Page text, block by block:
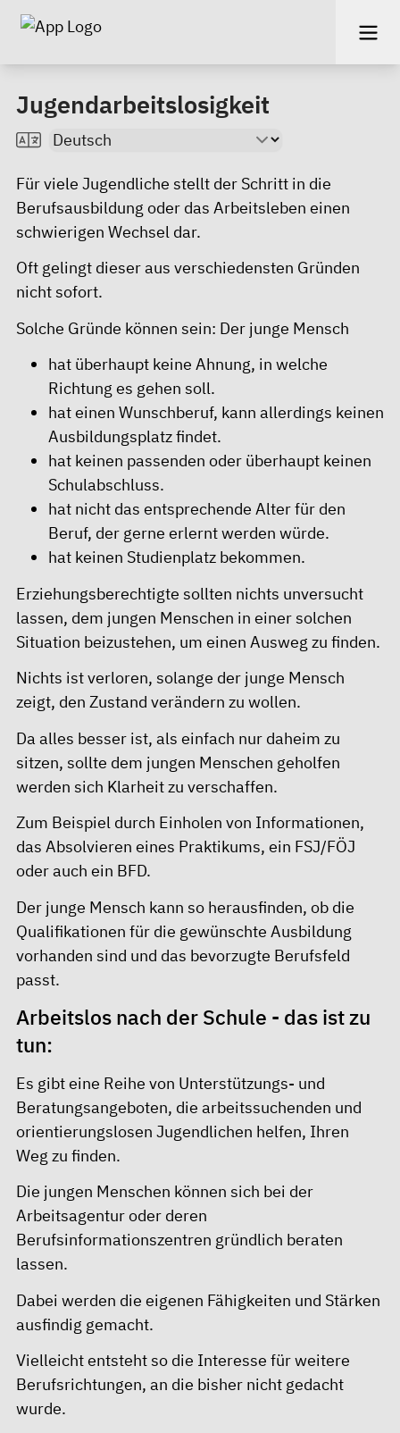
Jugendarbeitslosigkeit
Für viele Jugendliche stellt der Schritt in die
Berufsausbildung oder das Arbeitsleben einen
schwierigen Wechsel dar.
Oft gelingt dieser aus verschiedensten Gründen
nicht sofort.
Solche Gründe können sein: Der junge Mensch
hat überhaupt keine Ahnung, in welche
Richtung es gehen soll.
hat einen Wunschberuf, kann allerdings keinen
Ausbildungsplatz findet.
hat keinen passenden oder überhaupt keinen
Schulabschluss.
hat nicht das entsprechende Alter für den
Beruf, der gerne erlernt werden würde.
hat keinen Studienplatz bekommen.
Erziehungsberechtigte sollten nichts unversucht
lassen, dem jungen Menschen in einer solchen
Situation beizustehen, um einen Ausweg zu finden.
Nichts ist verloren, solange der junge Mensch
zeigt, den Zustand verändern zu wollen.
Da alles besser ist, als einfach nur daheim zu
sitzen, sollte dem jungen Menschen geholfen
werden sich Klarheit zu verschaffen.
Zum Beispiel durch Einholen von Informationen,
das Absolvieren eines Praktikums, ein FSJ/FÖJ
oder auch ein BFD.
Der junge Mensch kann so herausfinden, ob die
Qualifikationen für die gewünschte Ausbildung
vorhanden sind und das bevorzugte Berufsfeld
passt.
Arbeitslos nach der Schule - das ist zu
tun:
Es gibt eine Reihe von Unterstützungs- und
Beratungsangeboten, die arbeitssuchenden und
orientierungslosen Jugendlichen helfen, Ihren
Weg zu finden.
Die jungen Menschen können sich bei der
Arbeitsagentur oder deren
Berufsinformationszentren gründlich beraten
lassen.
Dabei werden die eigenen Fähigkeiten und Stärken
ausfindig gemacht.
Vielleicht entsteht so die Interesse für weitere
Berufsrichtungen, an die bisher nicht gedacht
wurde.